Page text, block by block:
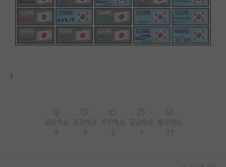
PI 전용 게시판
인문사회 계열 게시판
1